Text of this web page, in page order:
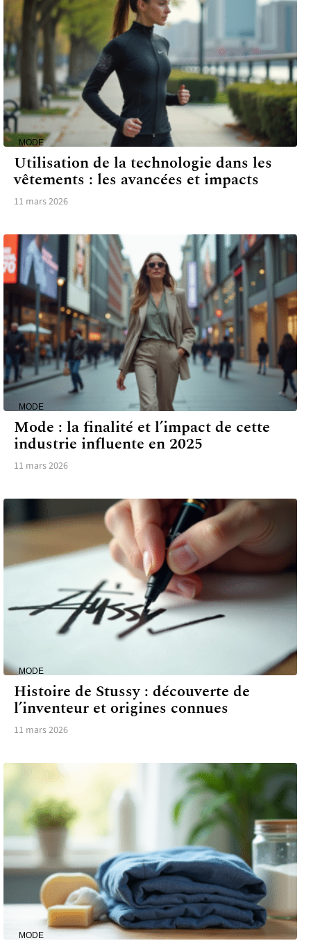
MODE
Utilisation de la technologie dans les
vêtements : les avancées et impacts
11 mars 2026
MODE
Mode : la finalité et l’impact de cette
industrie influente en 2025
11 mars 2026
MODE
Histoire de Stussy : découverte de
l’inventeur et origines connues
11 mars 2026
MODE